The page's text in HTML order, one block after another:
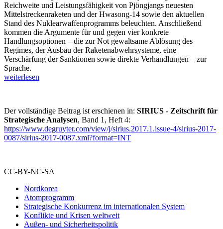
Reichweite und Leistungsfähigkeit von Pjöngjangs neuesten
Mittelstreckenraketen und der Hwasong-14 sowie den aktuellen
Stand des Nuklearwaffenprogramms beleuchten. Anschließend
kommen die Argumente für und gegen vier konkrete
Handlungsoptionen – die zur Not gewaltsame Ablösung des
Regimes, der Ausbau der Raketenabwehrsysteme, eine
Verschärfung der Sanktionen sowie direkte Verhandlungen – zur
Sprache.
weiterlesen
Der vollständige Beitrag ist erschienen in: SIRIUS - Zeitschrift für
Strategische Analysen, Band 1, Heft 4:
https://www.degruyter.com/view/j/sirius.2017.1.issue-4/sirius-2017-
0087/sirius-2017-0087.xml?format=INT
CC-BY-NC-SA
Nordkorea
Atomprogramm
Strategische Konkurrenz im internationalen System
Konflikte und Krisen weltweit
Außen- und Sicherheitspolitik